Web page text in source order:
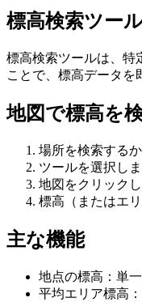
標高検索ツー
標高検索ツールは、特
ことで、標高データ
地図で標高を
場所を検索する
ツールを選択し
地図をクリック
標高（またはエ
主な機能
地点の標高：単
平均エリア標高